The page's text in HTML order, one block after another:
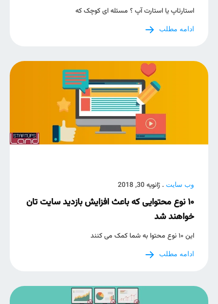
استارتاپ یا استارت آپ ؟ مسئله ای کوچک که
ادامه مطلب
وب سایت . ژانویه 30, 2018
۱۰ نوع محتوایی که باعث افزایش بازدید سایت تان
خواهند شد
این ۱۰ نوع محتوا به شما کمک می کنند
ادامه مطلب